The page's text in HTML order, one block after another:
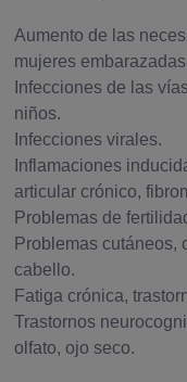
Aumento de las
mujeres
Infecciones de las
niños.
Infecciones virales.
Inflamaciones
articular crónico,
Problemas de
Problemas cutáneos,
cabello.
Fatiga crónica,
Trastornos
olfato, ojo seco.